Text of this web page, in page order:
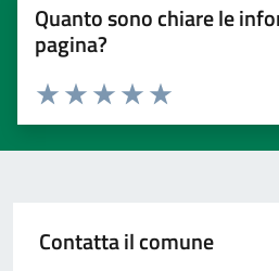
Quanto sono chiare le
pagina?
Valuta 5 stelle su
Valuta 4 stelle su 5
Valuta 3 stelle su 5
Valuta 2 stelle su 5
Valuta 1 stelle su 5
Contatta il comune